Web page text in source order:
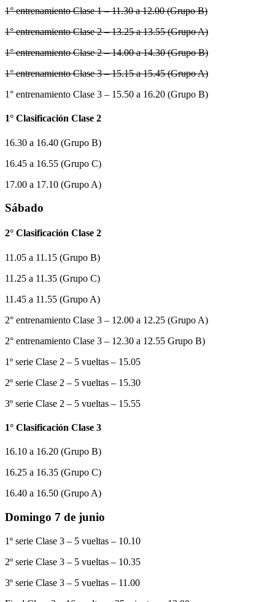
1° entrenamiento Clase 1 – 11.30 a 12.00 (Grupo B)
1° entrenamiento Clase 2 – 13.25 a 13.55 (Grupo A)
1° entrenamiento Clase 2 – 14.00 a 14.30 (Grupo B)
1° entrenamiento Clase 3 – 15.15 a 15.45 (Grupo A)
1° entrenamiento Clase 3 – 15.50 a 16.20 (Grupo B)
1° Clasificación Clase 2
16.30 a 16.40 (Grupo B)
16.45 a 16.55 (Grupo C)
17.00 a 17.10 (Grupo A)
Sábado
2° Clasificación Clase 2
11.05 a 11.15 (Grupo B)
11.25 a 11.35 (Grupo C)
11.45 a 11.55 (Grupo A)
2° entrenamiento Clase 3 – 12.00 a 12.25 (Grupo A)
2° entrenamiento Clase 3 – 12.30 a 12.55 Grupo B)
1º serie Clase 2 – 5 vueltas – 15.05
2º serie Clase 2 – 5 vueltas – 15.30
3º serie Clase 2 – 5 vueltas – 15.55
1° Clasificación Clase 3
16.10 a 16.20 (Grupo B)
16.25 a 16.35 (Grupo C)
16.40 a 16.50 (Grupo A)
Domingo 7 de junio
1º serie Clase 3 – 5 vueltas – 10.10
2º serie Clase 3 – 5 vueltas – 10.35
3º serie Clase 3 – 5 vueltas – 11.00